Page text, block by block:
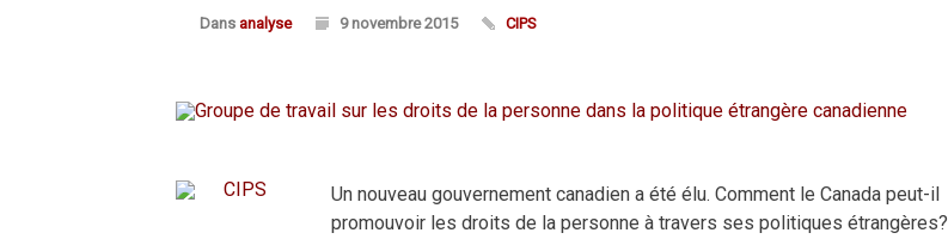
Dans analyse 9 novembre 2015 CIPS
Un nouveau gouvernement canadien a été élu. Comment le Canada peut-il
promouvoir les droits de la personne à travers ses politiques étrangères?